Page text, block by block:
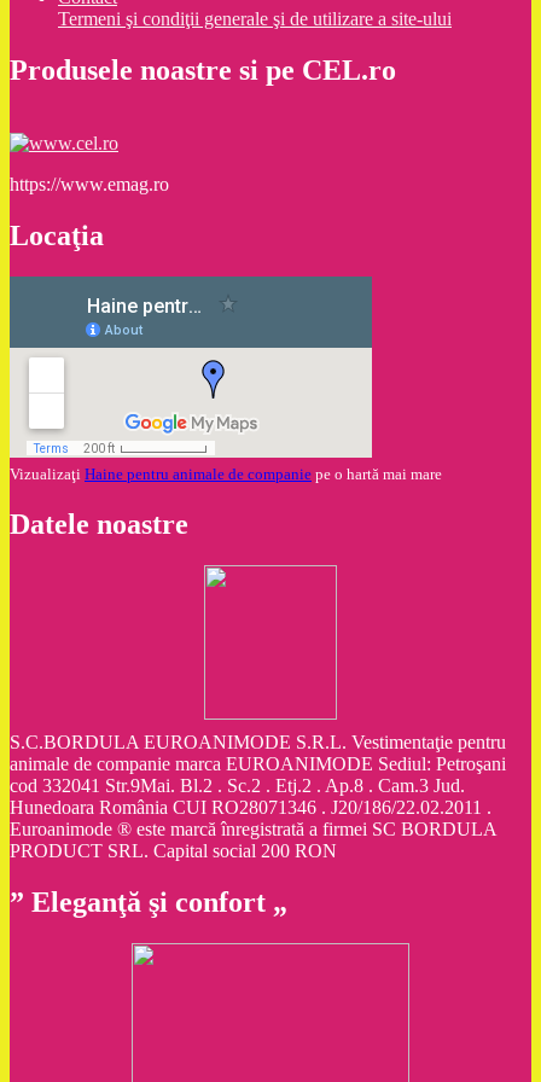
Termeni şi condiţii generale şi de utilizare a site-ului
Produsele noastre si pe CEL.ro
https://www.emag.ro
Locaţia
Vizualizaţi Haine pentru animale de companie pe o hartă mai mare
Datele noastre
S.C.BORDULA EUROANIMODE S.R.L. Vestimentaţie pentru
animale de companie marca EUROANIMODE Sediul: Petroşani
cod 332041 Str.9Mai. Bl.2 . Sc.2 . Etj.2 . Ap.8 . Cam.3 Jud.
Hunedoara România CUI RO28071346 . J20/186/22.02.2011 .
Euroanimode ® este marcă înregistrată a firmei SC BORDULA
PRODUCT SRL. Capital social 200 RON
” Eleganţă şi confort „